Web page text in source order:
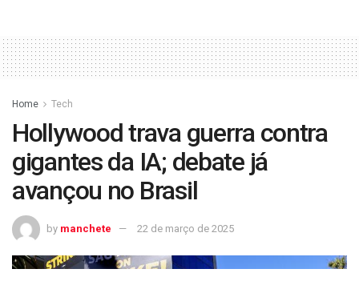
Home Tech
Hollywood trava guerra contra
gigantes da IA; debate já
avançou no Brasil
by manchete 22 de março de 2025